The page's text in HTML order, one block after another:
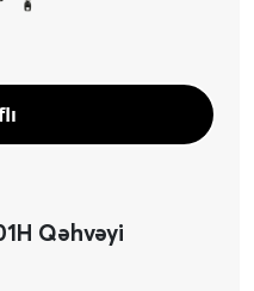
Qəhvəyi